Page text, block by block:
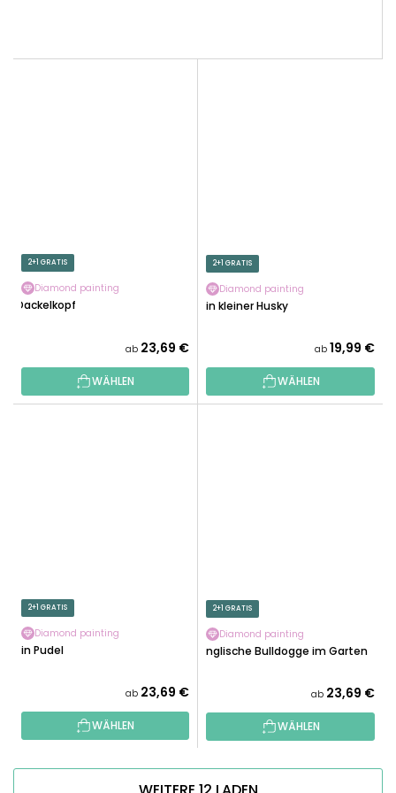
2+1 GRATIS
Diamond painting
Dackelkopf
ab 23,69 €
WÄHLEN
2+1 GRATIS
Diamond painting
Ein kleiner Husky
ab 19,99 €
WÄHLEN
2+1 GRATIS
Diamond painting
Ein Pudel
ab 23,69 €
WÄHLEN
2+1 GRATIS
Diamond painting
Englische Bulldogge im Garten
ab 23,69 €
WÄHLEN